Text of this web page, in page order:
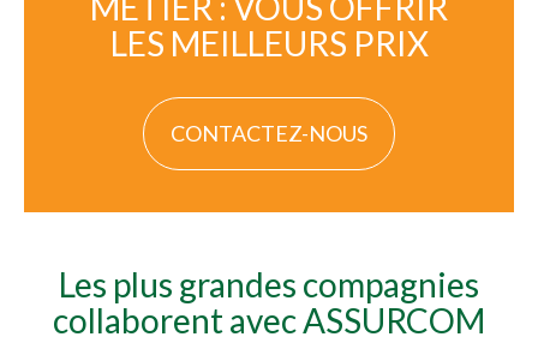
LES MEILLEURS PRIX
CONTACTEZ-NOUS
Les plus grandes compagnies
collaborent avec ASSURCOM